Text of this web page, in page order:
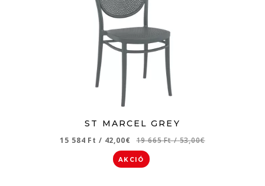
ST MARCEL GREY
15 584 Ft / 42,00€ 19 665 Ft/ 53,00€
AKCIÓ